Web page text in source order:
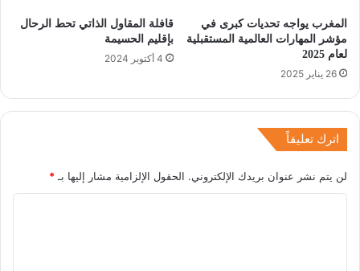
المغرب يواجه تحديات كبرى في
مؤشر المهارات العالمية المستقبلية
لعام 2025
26 يناير 2025
قافلة المقاول الذاتي تحط الرحال
بإقليم الحسيمة
4 أكتوبر 2024
اترك تعليقاً
لن يتم نشر عنوان بريدك الإلكتروني. الحقول الإلزامية مشار إليها بـ*